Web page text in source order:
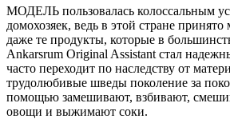
МОДЕЛЬ пользовалась колоссальным
домохозяек, ведь в этой стране
даже те продукты, которые в
Ankarsrum Original Assistant стал
часто переходит по наследству от
трудолюбивые шведы поколение за
помощью замешивают, взбивают,
овощи и выжимают соки.